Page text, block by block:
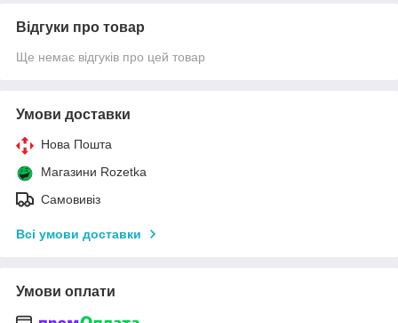
Відгуки про товар
Ще немає відгуків про цей товар
Умови доставки
Нова Пошта
Магазини Rozetka
Самовивіз
Всі умови доставки
Умови оплати